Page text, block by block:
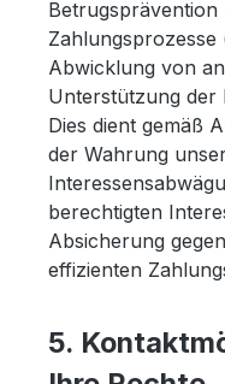
Zahlungsprozesse
Abwicklung von
Unterstützung der
Dies dient gemäß
der Wahrung
berechtigten
Absicherung
effizienten
5.